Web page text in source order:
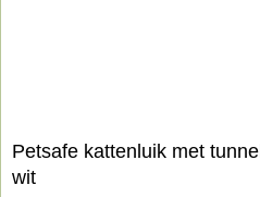
Petsafe kattenluik met tunnel
wit